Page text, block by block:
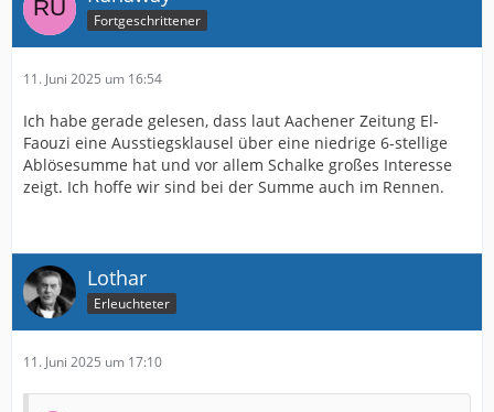
Fortgeschrittener
11. Juni 2025 um 16:54
Ich habe gerade gelesen, dass laut Aachener Zeitung El-
Faouzi eine Ausstiegsklausel über eine niedrige 6-stellige
Ablösesumme hat und vor allem Schalke großes Interesse
zeigt. Ich hoffe wir sind bei der Summe auch im Rennen.
Lothar
Erleuchteter
11. Juni 2025 um 17:10